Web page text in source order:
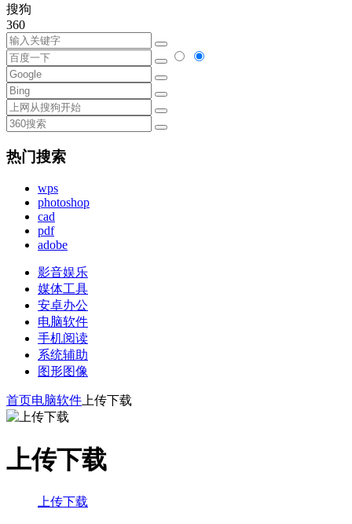
搜狗
360
热门搜索
wps
photoshop
cad
pdf
adobe
影音娱乐
媒体工具
安卓办公
电脑软件
手机阅读
系统辅助
图形图像
首页电脑软件上传下载
上传下载
上传下载